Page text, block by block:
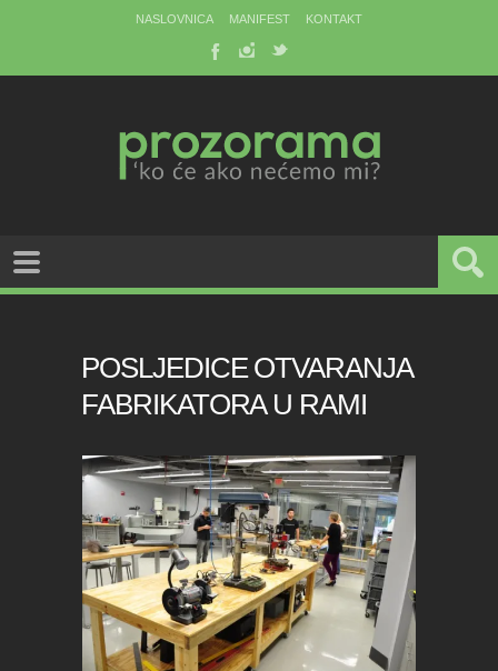
NASLOVNICA MANIFEST KONTAKT
POSLJEDICE OTVARANJA
FABRIKATORA U RAMI